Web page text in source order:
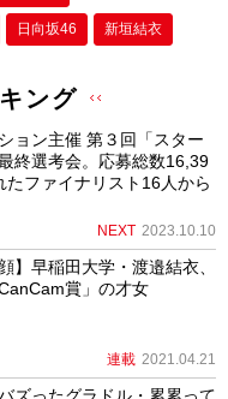
日向坂46 新垣結衣
ング
ョン主催 第３回「スター
終選考会。応募総数16,39
ファイナリスト16人から
NEXT 2023.10.10
】早稲田大学・渡邉結衣、
賞」の才女
連載 2021.04.21